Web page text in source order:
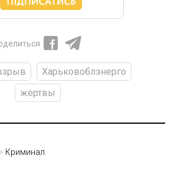
Харьковоблэнерго
жертвы
> Криминал